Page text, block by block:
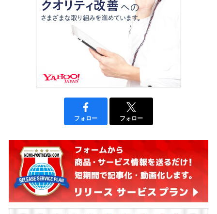
フォロー フォロー